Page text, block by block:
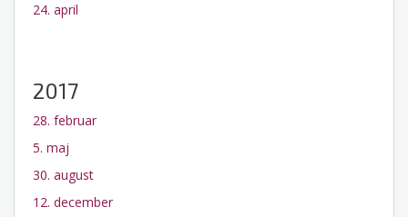
24. april
2017
28. februar
5. maj
30. august
12. december